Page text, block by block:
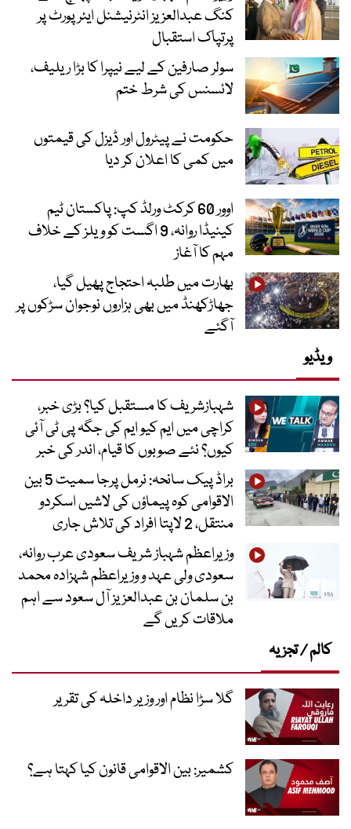
کنگ عبدالعزیز انٹرنیشنل ایئر پورٹ پر
پرتپاک استقبال
سولر صارفین کے لیے نیپرا کا بڑا ریلیف،
لائسنس کی شرط ختم
حکومت نے پیٹرول اور ڈیزل کی قیمتوں
میں کمی کا اعلان کر دیا
اوور 60 کرکٹ ورلڈ کپ: پاکستان ٹیم
کینیڈا روانہ، 9 اگست کو ویلز کے خلاف
مہم کا آغاز
بھارت میں طلبہ احتجاج پھیل گیا،
جھاڑکھنڈ میں بھی ہزاروں نوجوان سڑکوں پر
آگئے
ویڈیو
شہبازشریف کا مستقبل کیا؟ بڑی خبر،
کراچی میں ایم کیو ایم کی جگہ پی ٹی آئی
کیوں؟ نئے صوبوں کا قیام، اندر کی خبر
براڈ پیک سانحہ: نرمل پرجا سمیت 5 بین
الاقوامی کوہ پیماؤں کی لاشیں اسکردو
منتقل، 2 لاپتا افراد کی تلاش جاری
وزیراعظم شہباز شریف سعودی عرب روانہ،
سعودی ولی عہد و وزیراعظم شہزادہ محمد
بن سلمان بن عبدالعزیز آل سعود سے اہم
ملاقات کریں گے
کالم / تجزیہ
گلا سڑا نظام اور وزیر داخلہ کی تقریر
کشمیر: بین الاقوامی قانون کیا کہتا ہے؟